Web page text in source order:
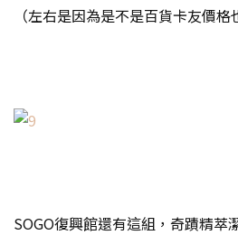
（左右是因為是不是百貨卡友價格
SOGO復興館還有這組，奇蹟精萃